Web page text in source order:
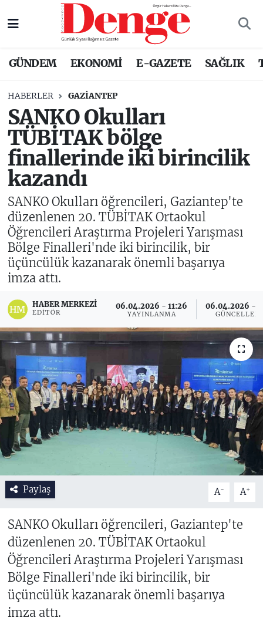
GÜNDEM EKONOMİ E-GAZETE SAĞLIK
HABERLER GAZIANTEP
SANKO Okulları
TÜBİTAK bölge
finallerinde iki birincilik
kazandı
SANKO Okulları öğrencileri, Gaziantep'te
düzenlenen 20. TÜBİTAK Ortaokul
Öğrencileri Araştırma Projeleri Yarışması
Bölge Finalleri'nde iki birincilik, bir
üçüncülük kazanarak önemli başarıya
imza attı.
HABER MERKEZI
EDITÖR
06.04.2026 - 11:26
YAYINLANMA
06.04.2026 -
Paylaş A- A+
SANKO Okulları öğrencileri, Gaziantep'te
düzenlenen 20. TÜBİTAK Ortaokul
Öğrencileri Araştırma Projeleri Yarışması
Bölge Finalleri'nde iki birincilik, bir
üçüncülük kazanarak önemli başarıya
imza attı.
Nöbetçi Eczaneler
Trafik Durumu
Süper Lig Puan Durumu ve Fikstür
Tüm Manşetler
Son Dakika Haberleri
Haber Arşivi